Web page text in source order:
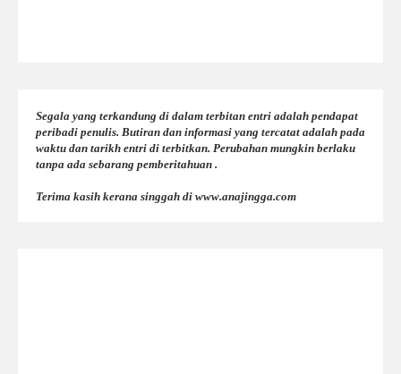
Segala yang terkandung di dalam terbitan entri adalah pendapat
peribadi penulis. Butiran dan informasi yang tercatat adalah pada
waktu dan tarikh entri di terbitkan. Perubahan mungkin berlaku
tanpa ada sebarang pemberitahuan .
Terima kasih kerana singgah di www.anajingga.com